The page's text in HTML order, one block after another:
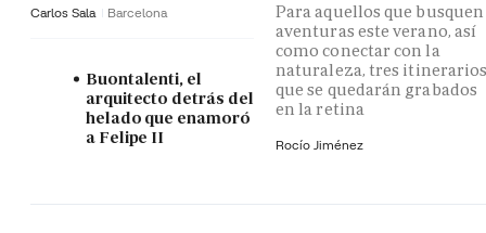
Carlos Sala Barcelona
Buontalenti, el
arquitecto detrás del
helado que enamoró
a Felipe II
Para aquellos que busquen
aventuras este verano, así
como conectar con la
naturaleza, tres
que se quedarán grabados
en la retina
Rocío Jiménez